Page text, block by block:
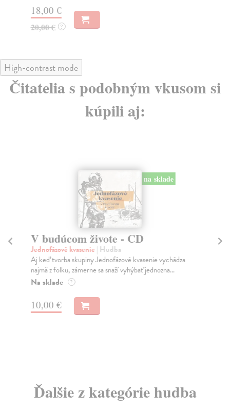
18,00 €
20,00 € ?
High-contrast mode
Čitatelia s podobným vkusom si
kúpili aj:
na sklade
V budúcom živote - CD
Jednofázové kvasenie | Hudba
Aj keď tvorba skupiny Jednofázové kvasenie vychádza
najmä z folku, zámerne sa snaží vyhýbať jednozna...
Na sklade ?
10,00 €
Ďalšie z kategórie hudba